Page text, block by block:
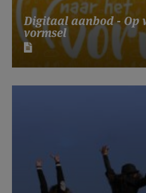
Digitaal aanbod - Op
vormsel